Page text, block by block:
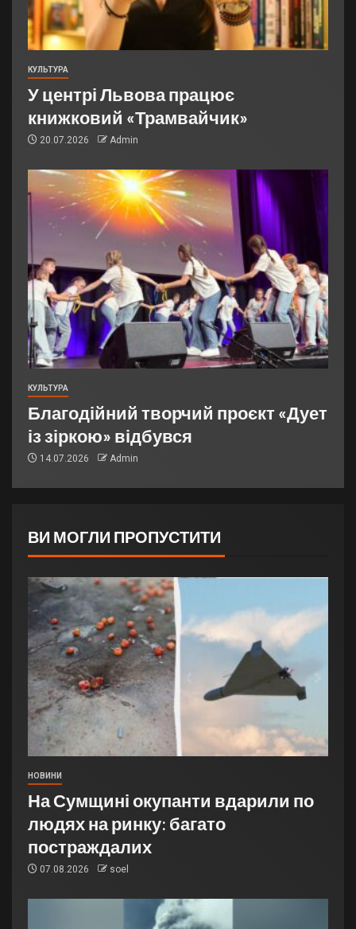
КУЛЬТУРА
У центрі Львова працює
книжковий «Трамвайчик»
20.07.2026 Admin
КУЛЬТУРА
Благодійний творчий проєкт «Дует
із зіркою» відбувся
14.07.2026 Admin
ВИ МОГЛИ ПРОПУСТИТИ
НОВИНИ
На Сумщині окупанти вдарили по
людях на ринку: багато
постраждалих
07.08.2026 soel